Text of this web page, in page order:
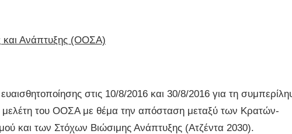
και Ανάπτυξης (ΟΟΣΑ)
στις 10/8/2016 και 30/8/2016 για τη
μελέτη του ΟΟΣΑ με θέμα την απόσταση μεταξύ των Κρατών-
και των Στόχων Βιώσιμης Ανάπτυξης (Ατζέντα 2030).